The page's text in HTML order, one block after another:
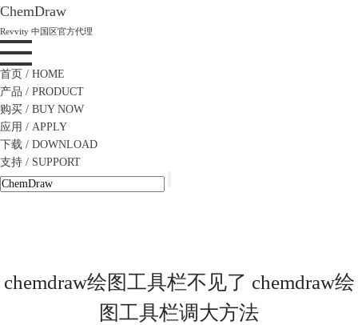
ChemDraw
Revvity 中国区官方代理
首页 / HOME
产品 / PRODUCT
购买 / BUY NOW
应用 / APPLY
下载 / DOWNLOAD
支持 / SUPPORT
chemdraw绘图工具栏不见了 chemdraw绘
图工具栏调大方法